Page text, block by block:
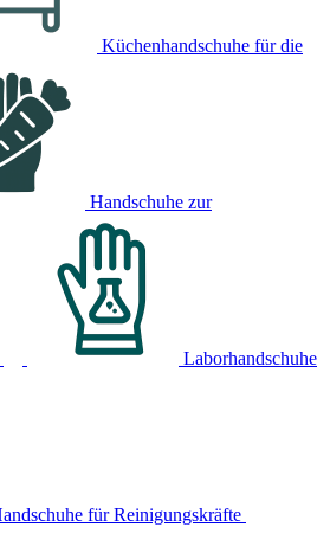
Küchenhandschuhe für die
Handschuhe zur
Laborhandschuhe
für Reinigungskräfte